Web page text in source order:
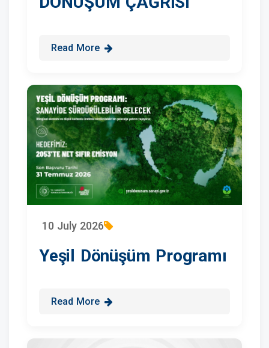
Read More
10 July 2026
Yeşil Dönüşüm Programı
Read More